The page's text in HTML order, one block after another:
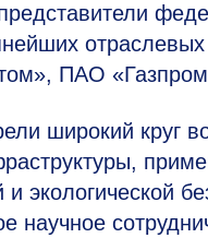
ПАО
широкий круг
экологической
научное